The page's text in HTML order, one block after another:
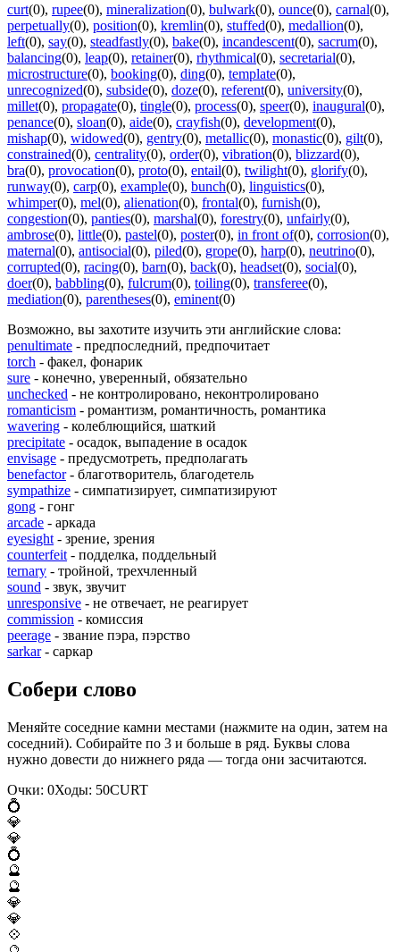
curt(0), rupee(0), mineralization(0), bulwark(0), ounce(0), carnal(0),
perpetually(0), position(0), kremlin(0), stuffed(0), medallion(0),
left(0), say(0), steadfastly(0), bake(0), incandescent(0), sacrum(0),
balancing(0), leap(0), retainer(0), rhythmical(0), secretarial(0),
microstructure(0), booking(0), ding(0), template(0),
unrecognized(0), subside(0), doze(0), referent(0), university(0),
millet(0), propagate(0), tingle(0), process(0), speer(0), inaugural(0),
penance(0), sloan(0), aide(0), crayfish(0), development(0),
mishap(0), widowed(0), gentry(0), metallic(0), monastic(0), gilt(0),
constrained(0), centrality(0), order(0), vibration(0), blizzard(0),
bra(0), provocation(0), proto(0), entail(0), twilight(0), glorify(0),
runway(0), carp(0), example(0), bunch(0), linguistics(0),
whimper(0), mel(0), alienation(0), frontal(0), furnish(0),
congestion(0), panties(0), marshal(0), forestry(0), unfairly(0),
ambrose(0), little(0), pastel(0), poster(0), in front of(0), corrosion(0),
maternal(0), antisocial(0), piled(0), grope(0), harp(0), neutrino(0),
corrupted(0), racing(0), barn(0), back(0), headset(0), social(0),
doer(0), babbling(0), fulcrum(0), toiling(0), transferee(0),
mediation(0), parentheses(0), eminent(0)
Возможно, вы захотите изучить эти английские слова:
penultimate - предпоследний, предпочитает
torch - факел, фонарик
sure - конечно, уверенный, обязательно
unchecked - не контролировано, неконтролировано
romanticism - романтизм, романтичность, романтика
wavering - колеблющийся, шаткий
precipitate - осадок, выпадение в осадок
envisage - предусмотреть, предполагать
benefactor- благотворитель, благодетель
sympathize - симпатизирует, симпатизируют
gong - гонг
arcade - аркада
eyesight - зрение, зрения
counterfeit - подделка, поддельный
ternary - тройной, трехчленный
sound - звук, звучит
unresponsive - не отвечает, не реагирует
commission - комиссия
peerage - звание пэра, пэрство
sarkar- саркар
Собери слово
Меняйте соседние камни местами (нажмите на один, затем на
соседний). Собирайте по 3 и больше в ряд. Буквы слова
нужно довести до нижнего ряда — тогда они засчитаются.
Очки: 0Ходы: 50CURT
💍
💎
💎
💍
🔮
🔮
💎
💎
💠